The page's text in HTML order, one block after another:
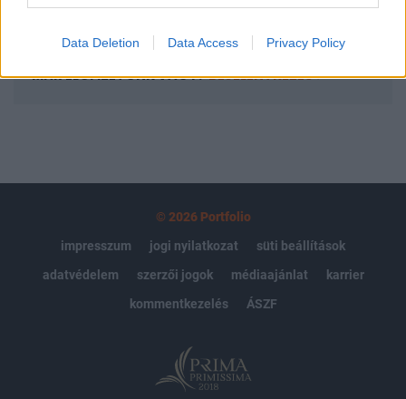
Data Deletion Data Access Privacy Policy
Előfizetés
MÁR ELŐFIZETŐNK VAGY?BEJELENTKEZÉS
© 2026 Portfolio
impresszum
jogi nyilatkozat
süti beállítások
adatvédelem
szerzői jogok médiaajánlat
karrier
kommentkezelés
ÁSZF